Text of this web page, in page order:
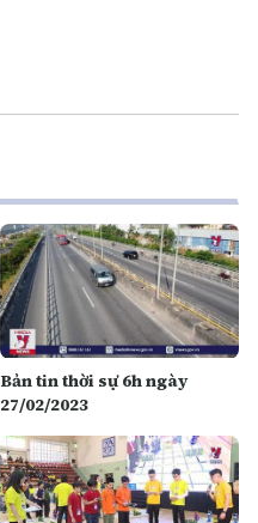
Bản tin thời sự 6h ngày
27/02/2023